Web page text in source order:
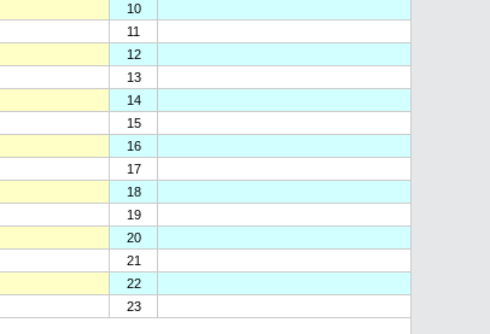
10
11
12
13
14
15
16
17
18
19
20
21
22
23